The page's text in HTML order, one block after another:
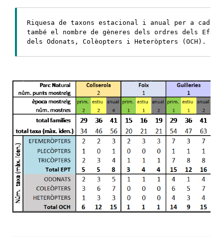
Riquesa de taxons estacional i anual per a
també el nombre de gèneres dels ordres dels
dels Odonats, Colèopters i Heteròpters (OCH).